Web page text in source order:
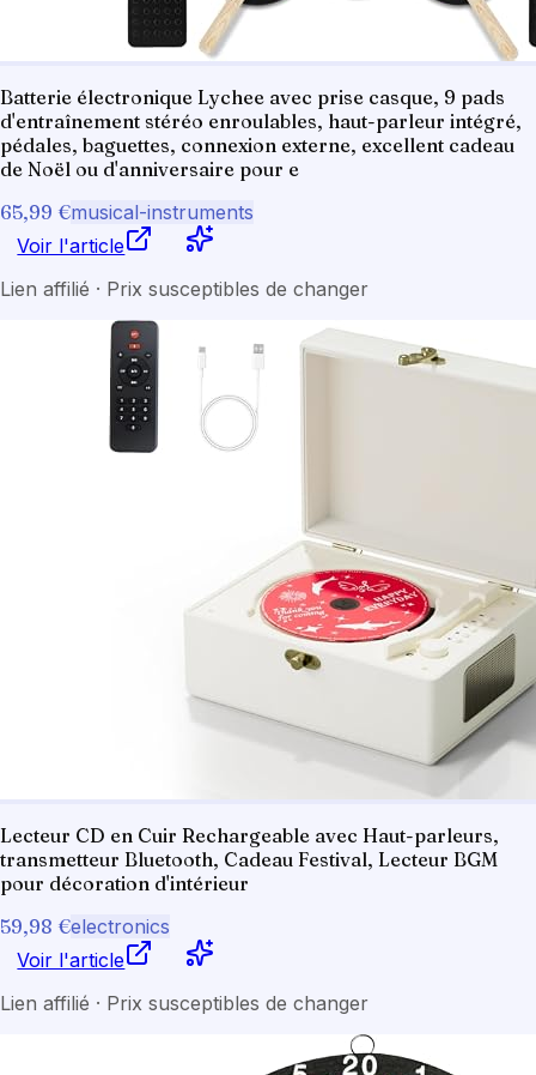
Batterie électronique Lychee avec prise casque, 9 pads
d'entraînement stéréo enroulables, haut-parleur intégré,
pédales, baguettes, connexion externe, excellent cadeau
de Noël ou d'anniversaire pour e
65,99 €musical-instruments
Voir l'article
Lien affilié · Prix susceptibles de changer
Lecteur CD en Cuir Rechargeable avec Haut-parleurs,
transmetteur Bluetooth, Cadeau Festival, Lecteur BGM
pour décoration d'intérieur
59,98 €electronics
Voir l'article
Lien affilié · Prix susceptibles de changer